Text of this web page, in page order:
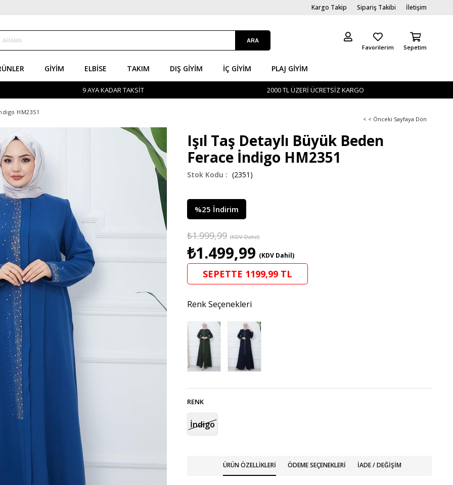
Kargo Takip Sipariş Takibi İletişim
Sepetim
Favorilerim
GIYIM ELBISE TAKIM DIŞ GIYIM İÇ GİYIM PLAJ GIYIM
9 AYA KADAR TAKSİT 2000 TL ÜZERİ ÜCRETSİZ KARGO
HM2351
< < Önceki Sayfaya Dön
Işıl Taş Detaylı Büyük Beden
Ferace İndigo HM2351
(2351)
%25 İndirim
₺1.999,99 (KDV Dahil)
₺1.499,99 (KDV Dahil)
SEPETTE 1199,99 TL
Renk Seçenekleri
RENK
İndigo
ÜRÜN ÖZELLIKLERI ÖDEME SEÇENEKLERI İADE / DEĞIŞIM